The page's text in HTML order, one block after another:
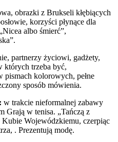
obrazki z Brukseli kłębiących
korzyści płynące dla
albo śmierć”,
partnerzy życiowi, gadżety,
których trzeba być,
pismach kolorowych, pełne
sposób mówienia.
w trakcie nieformalnej zabawy
Grają w tenisa. „Tańczą z
Wojewódzkiemu, czerpiąc
. Prezentują modę.